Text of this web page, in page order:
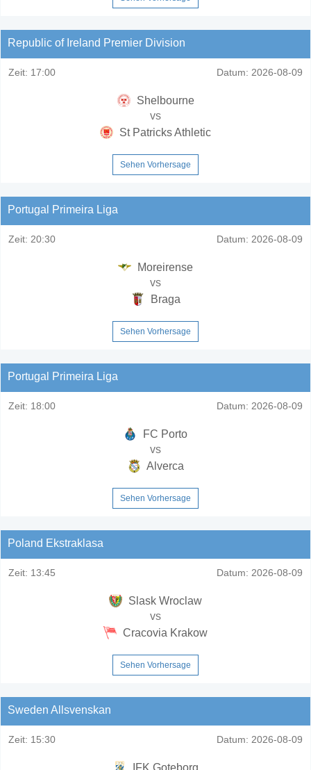
Republic of Ireland Premier Division
Zeit: 17:00 Datum: 2026-08-09
Shelbourne
vs
St Patricks Athletic
Sehen Vorhersage
Portugal Primeira Liga
Zeit: 20:30 Datum: 2026-08-09
Moreirense
vs
Braga
Sehen Vorhersage
Portugal Primeira Liga
Zeit: 18:00 Datum: 2026-08-09
FC Porto
vs
Alverca
Sehen Vorhersage
Poland Ekstraklasa
Zeit: 13:45 Datum: 2026-08-09
Slask Wroclaw
vs
Cracovia Krakow
Sehen Vorhersage
Sweden Allsvenskan
Zeit: 15:30 Datum: 2026-08-09
IFK Goteborg